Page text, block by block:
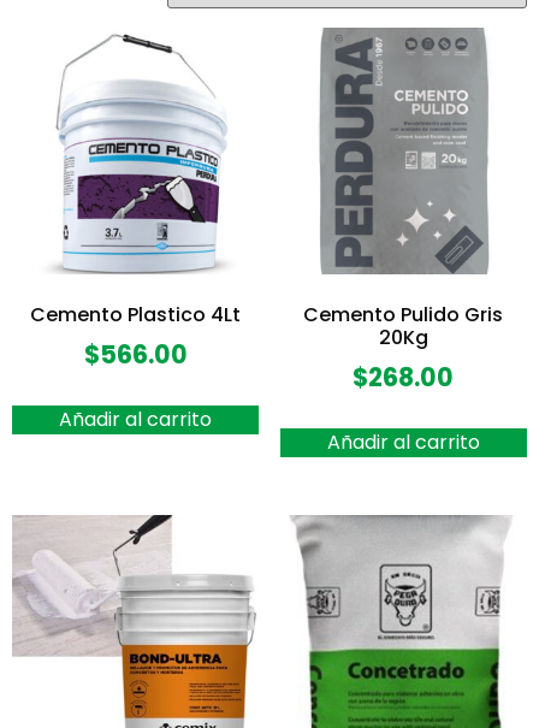
Cemento Plastico 4Lt
$566.00
Añadir al carrito
Cemento Pulido Gris
20Kg
$268.00
Añadir al carrito